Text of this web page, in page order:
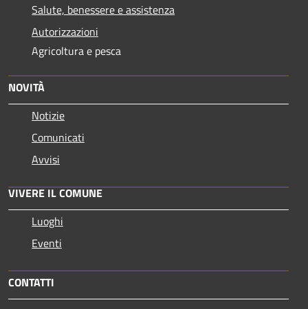
Salute, benessere e assistenza
Autorizzazioni
Agricoltura e pesca
NOVITÀ
Notizie
Comunicati
Avvisi
VIVERE IL COMUNE
Luoghi
Eventi
CONTATTI